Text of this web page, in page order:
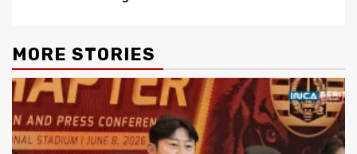
MORE STORIES